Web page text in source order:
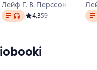
на основе 108 оценок
Лейф Г. В. Перссон
Tekst, format audio dostępny
Средний рейтинг 4,3 на
4,359